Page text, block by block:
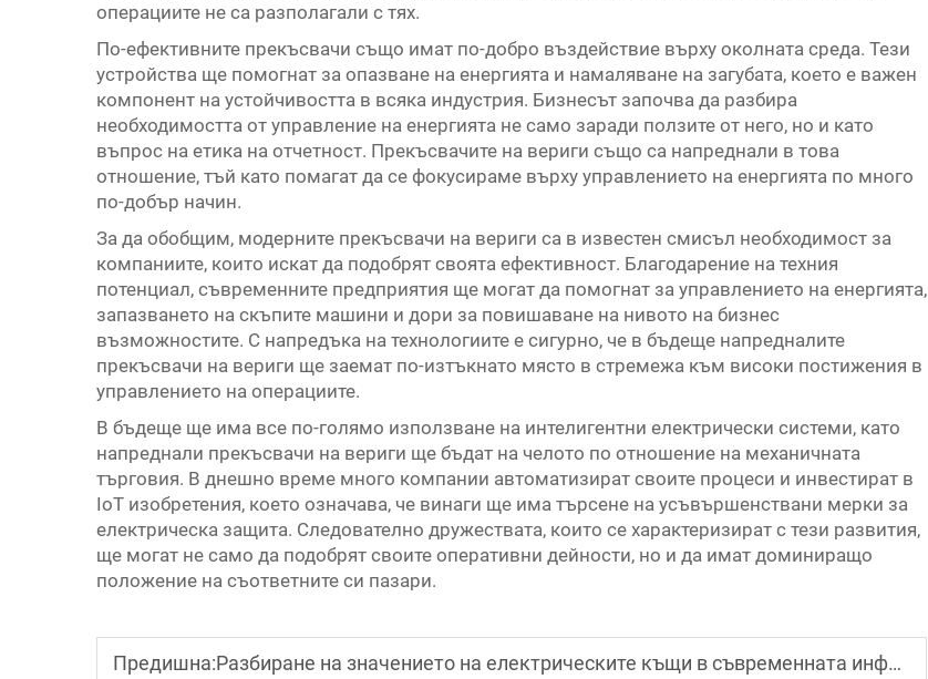
операциите не са разполагали с тях.
По-ефективните прекъсвачи също имат по-добро въздействие върху околната среда. Тези
устройства ще помогнат за опазване на енергията и намаляване на загубата, което е важен
компонент на устойчивостта в всяка индустрия. Бизнесът започва да разбира
необходимостта от управление на енергията не само заради ползите от него, но и като
въпрос на етика на отчетност. Прекъсвачите на вериги също са напреднали в това
отношение, тъй като помагат да се фокусираме върху управлението на енергията по много
по-добър начин.
За да обобщим, модерните прекъсвачи на вериги са в известен смисъл необходимост за
компаниите, които искат да подобрят своята ефективност. Благодарение на техния
потенциал, съвременните предприятия ще могат да помогнат за управлението на енергията,
запазването на скъпите машини и дори за повишаване на нивото на бизнес
възможностите. С напредъка на технологиите е сигурно, че в бъдеще напредналите
прекъсвачи на вериги ще заемат по-изтъкнато място в стремежа към високи постижения в
управлението на операциите.
В бъдеще ще има все по-голямо използване на интелигентни електрически системи, като
напреднали прекъсвачи на вериги ще бъдат на челото по отношение на механичната
търговия. В днешно време много компании автоматизират своите процеси и инвестират в
IoT изобретения, което означава, че винаги ще има търсене на усъвършенствани мерки за
електрическа защита. Следователно дружествата, които се характеризират с тези развития,
ще могат не само да подобрят своите оперативни дейности, но и да имат доминиращо
положение на съответните си пазари.
Предишна:Разбиране на значението на електрическите къщи в съвременната инфраструктура